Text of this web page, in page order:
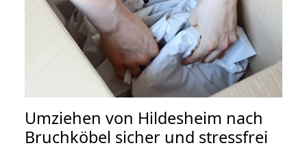
Umziehen von Hildesheim nach
Bruchköbel sicher und stressfrei